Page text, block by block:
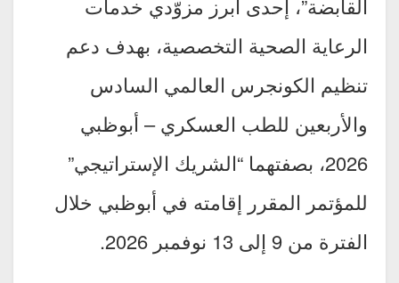
الرعاية الصحية التخصصية، بهدف دعم
تنظيم الكونجرس العالمي السادس
والأربعين للطب العسكري – أبوظبي
2026، بصفتهما “الشريك الإستراتيجي”
للمؤتمر المقرر إقامته في أبوظبي خلال
الفترة من 9 إلى 13 نوفمبر 2026.